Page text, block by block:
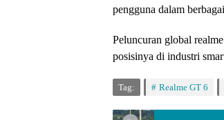
pengguna dalam
Peluncuran global
posisinya di industri
Tag: Realme GT 6